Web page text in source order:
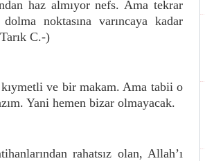
haz almıyor nefs. Ama tekrar
noktasına varıncaya kadar
C.-)
ve bir makam. Ama tabii o
Yani hemen bizar olmayacak.
rahatsız olan, Allah’ı